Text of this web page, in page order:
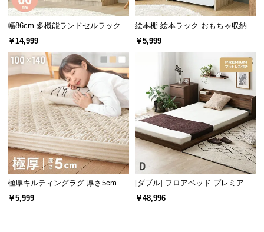
会
員
約
に
つ
い
て
客
様
サ
家具づくりの長い歴史を持つデンマーク。家具の本
場にて丁寧に作り上げられたこだわりの一台です。
幅86cm 多機能ランドセルラック
ハンガーラック付き
￥14,999
絵本棚 絵本ラック おもちゃ収納
絵本本棚
￥5,999
極厚キルティングラグ 厚さ5cm 10
0×140cm
￥5,999
[ダブル] フロアベッド プレミアム
マットレス付き
￥48,996